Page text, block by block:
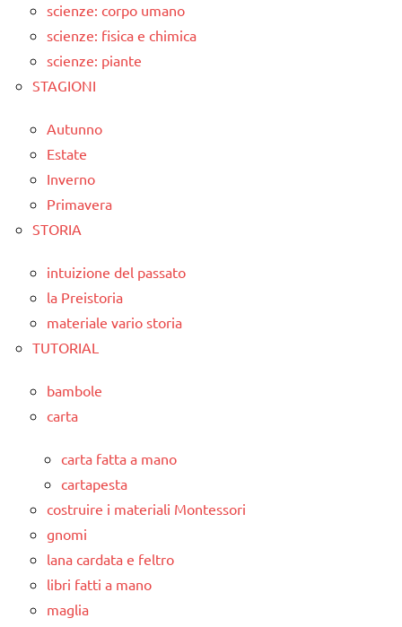
scienze: corpo umano
scienze: fisica e chimica
scienze: piante
STAGIONI
Autunno
Estate
Inverno
Primavera
STORIA
intuizione del passato
la Preistoria
materiale vario storia
TUTORIAL
bambole
carta
carta fatta a mano
cartapesta
costruire i materiali Montessori
gnomi
lana cardata e feltro
libri fatti a mano
maglia